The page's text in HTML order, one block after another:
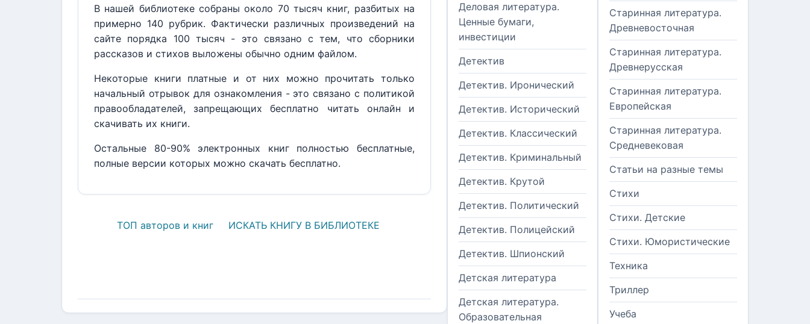
В нашей библиотеке собраны около 70 тысяч книг, разбитых на
примерно 140 рубрик. Фактически различных произведений на
сайте порядка 100 тысяч - это связано с тем, что сборники
рассказов и стихов выложены обычно одним файлом.
Некоторые книги платные и от них можно прочитать только
начальный отрывок для ознакомления - это связано с политикой
правообладателей, запрещающих бесплатно читать онлайн и
скачивать их книги.
Остальные 80-90% электронных книг полностью бесплатные,
полные версии которых можно скачать бесплатно.
ТОП авторов и книг ИСКАТЬ КНИГУ В БИБЛИОТЕКЕ
Деловая литература.
Ценные бумаги,
инвестиции
Детектив
Детектив. Иронический
Детектив. Исторический
Детектив. Классический
Детектив. Криминальный
Детектив. Крутой
Детектив. Политический
Детектив. Полицейский
Детектив. Шпионский
Детская литература
Детская литература.
Образовательная
Старинная литература.
Древневосточная
Старинная литература.
Древнерусская
Старинная литература.
Европейская
Старинная литература.
Средневековая
Статьи на разные темы
Стихи
Стихи. Детские
Стихи. Юмористические
Техника
Триллер
Учеба